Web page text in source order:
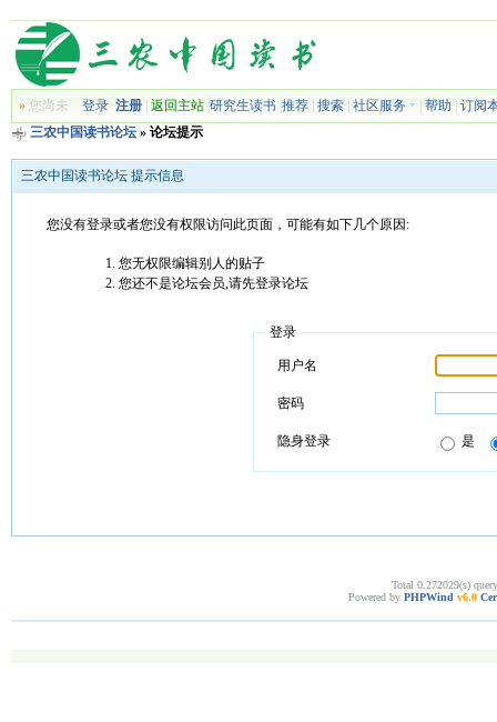
»您尚未 登录 注册| 返回主站| 研究生读书| 推荐| 搜索| 社区服务 帮助
订阅
三农中国读书论坛» 论坛提示
三农中国读书论坛 提示信息
您没有登录或者您没有权限访问此页面，可能有如下几个原因:
您无权限编辑别人的贴子
您还不是论坛会员,请先登录论坛
登录
用户名
密码
隐身登录 是
Total 0.272029(s)
Powered by PHPWind v6.0